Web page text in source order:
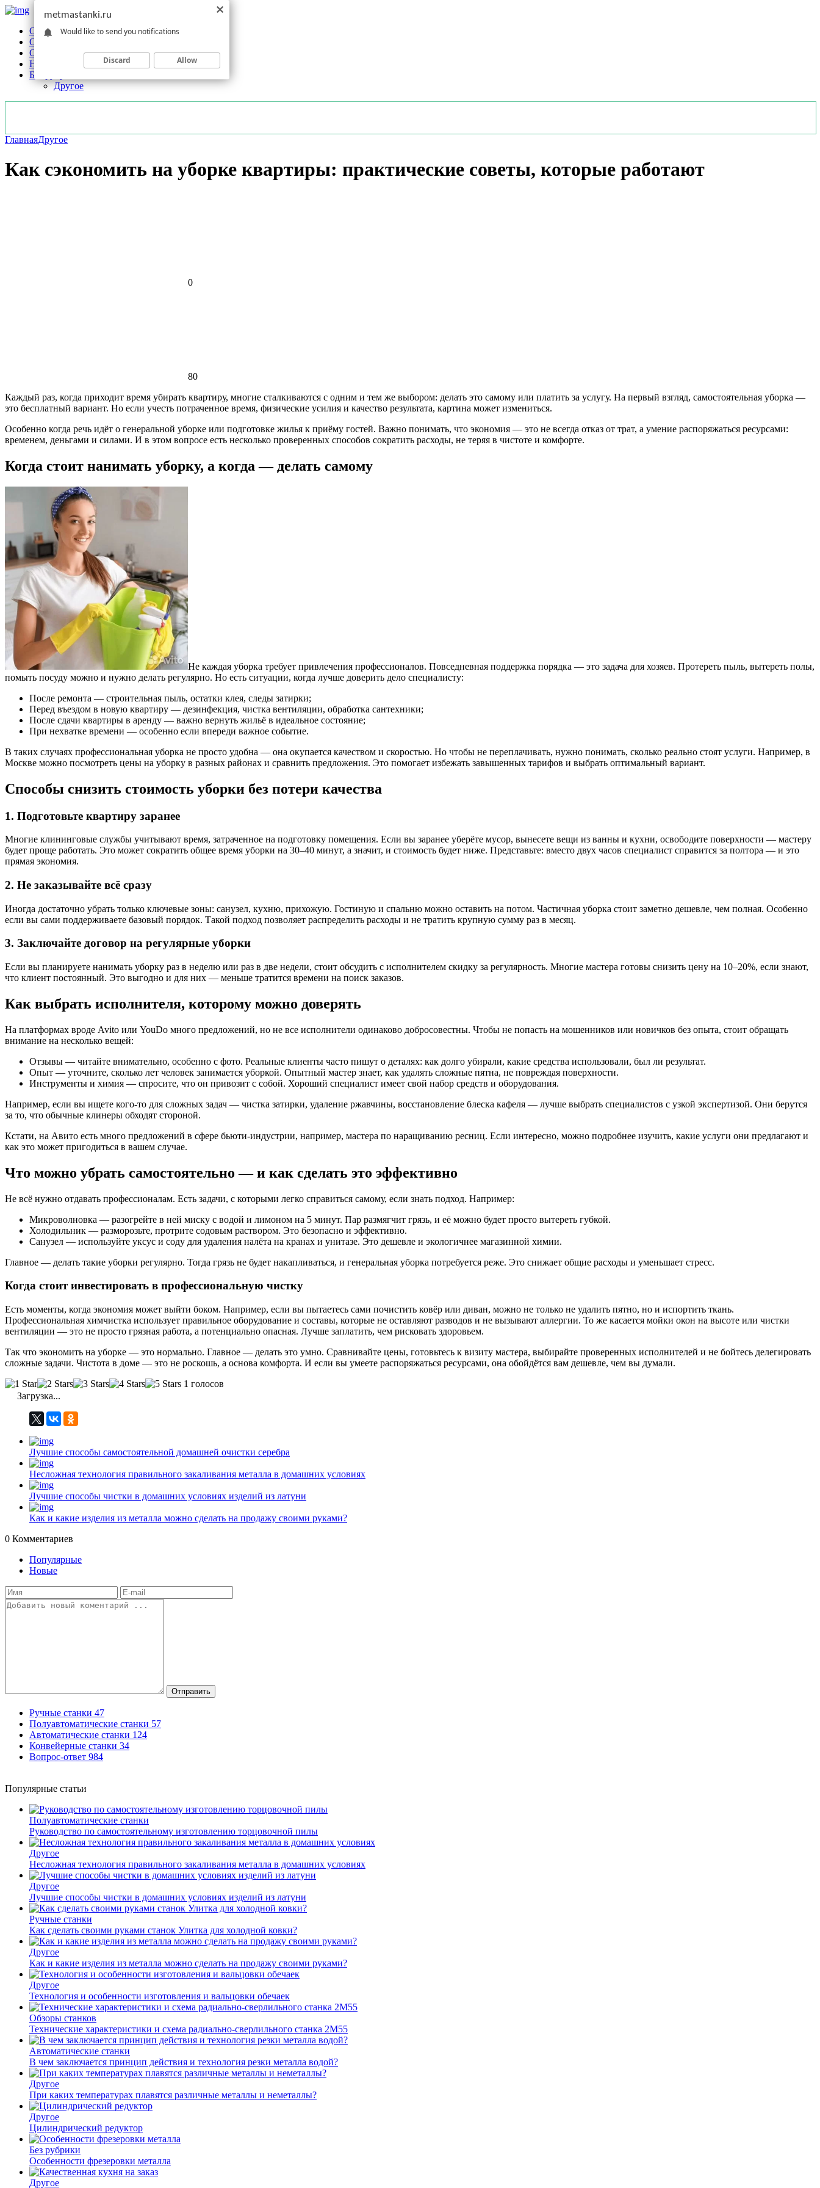
Обзоры станков
Оборудование
Обработка
Новости отрасли
Без рубрики
Другое
ГлавнаяДругое
Как сэкономить на уборке квартиры: практические советы, которые работают
0
80
Каждый раз, когда приходит время убирать квартиру, многие сталкиваются с одним и тем же выбором: делать это самому или платить за услугу. На первый взгляд, самостоятельная уборка —
это бесплатный вариант. Но если учесть потраченное время, физические усилия и качество результата, картина может измениться.
Особенно когда речь идёт о генеральной уборке или подготовке жилья к приёму гостей. Важно понимать, что экономия — это не всегда отказ от трат, а умение распоряжаться ресурсами:
временем, деньгами и силами. И в этом вопросе есть несколько проверенных способов сократить расходы, не теряя в чистоте и комфорте.
Когда стоит нанимать уборку, а когда — делать самому
Не каждая уборка требует привлечения профессионалов. Повседневная поддержка порядка — это задача для хозяев. Протереть пыль, вытереть полы,
помыть посуду можно и нужно делать регулярно. Но есть ситуации, когда лучше доверить дело специалисту:
После ремонта — строительная пыль, остатки клея, следы затирки;
Перед въездом в новую квартиру — дезинфекция, чистка вентиляции, обработка сантехники;
После сдачи квартиры в аренду — важно вернуть жильё в идеальное состояние;
При нехватке времени — особенно если впереди важное событие.
В таких случаях профессиональная уборка не просто удобна — она окупается качеством и скоростью. Но чтобы не переплачивать, нужно понимать, сколько реально стоят услуги. Например, в
Москве можно посмотреть цены на уборку в разных районах и сравнить предложения. Это помогает избежать завышенных тарифов и выбрать оптимальный вариант.
Способы снизить стоимость уборки без потери качества
1. Подготовьте квартиру заранее
Многие клининговые службы учитывают время, затраченное на подготовку помещения. Если вы заранее уберёте мусор, вынесете вещи из ванны и кухни, освободите поверхности — мастеру
будет проще работать. Это может сократить общее время уборки на 30–40 минут, а значит, и стоимость будет ниже. Представьте: вместо двух часов специалист справится за полтора — и это
прямая экономия.
2. Не заказывайте всё сразу
Иногда достаточно убрать только ключевые зоны: санузел, кухню, прихожую. Гостиную и спальню можно оставить на потом. Частичная уборка стоит заметно дешевле, чем полная. Особенно
если вы сами поддерживаете базовый порядок. Такой подход позволяет распределить расходы и не тратить крупную сумму раз в месяц.
3. Заключайте договор на регулярные уборки
Если вы планируете нанимать уборку раз в неделю или раз в две недели, стоит обсудить с исполнителем скидку за регулярность. Многие мастера готовы снизить цену на 10–20%, если знают,
что клиент постоянный. Это выгодно и для них — меньше тратится времени на поиск заказов.
Как выбрать исполнителя, которому можно доверять
На платформах вроде Avito или YouDo много предложений, но не все исполнители одинаково добросовестны. Чтобы не попасть на мошенников или новичков без опыта, стоит обращать
внимание на несколько вещей:
Отзывы — читайте внимательно, особенно с фото. Реальные клиенты часто пишут о деталях: как долго убирали, какие средства использовали, был ли результат.
Опыт — уточните, сколько лет человек занимается уборкой. Опытный мастер знает, как удалять сложные пятна, не повреждая поверхности.
Инструменты и химия — спросите, что он привозит с собой. Хороший специалист имеет свой набор средств и оборудования.
Например, если вы ищете кого-то для сложных задач — чистка затирки, удаление ржавчины, восстановление блеска кафеля — лучше выбрать специалистов с узкой экспертизой. Они берутся
за то, что обычные клинеры обходят стороной.
Кстати, на Авито есть много предложений в сфере бьюти-индустрии, например, мастера по наращиванию ресниц. Если интересно, можно подробнее изучить, какие услуги они предлагают и
как это может пригодиться в вашем случае.
Что можно убрать самостоятельно — и как сделать это эффективно
Не всё нужно отдавать профессионалам. Есть задачи, с которыми легко справиться самому, если знать подход. Например:
Микроволновка — разогрейте в ней миску с водой и лимоном на 5 минут. Пар размягчит грязь, и её можно будет просто вытереть губкой.
Холодильник — разморозьте, протрите содовым раствором. Это безопасно и эффективно.
Санузел — используйте уксус и соду для удаления налёта на кранах и унитазе. Это дешевле и экологичнее магазинной химии.
Главное — делать такие уборки регулярно. Тогда грязь не будет накапливаться, и генеральная уборка потребуется реже. Это снижает общие расходы и уменьшает стресс.
Когда стоит инвестировать в профессиональную чистку
Есть моменты, когда экономия может выйти боком. Например, если вы пытаетесь сами почистить ковёр или диван, можно не только не удалить пятно, но и испортить ткань.
Профессиональная химчистка использует правильное оборудование и составы, которые не оставляют разводов и не вызывают аллергии. То же касается мойки окон на высоте или чистки
вентиляции — это не просто грязная работа, а потенциально опасная. Лучше заплатить, чем рисковать здоровьем.
Так что экономить на уборке — это нормально. Главное — делать это умно. Сравнивайте цены, готовьтесь к визиту мастера, выбирайте проверенных исполнителей и не бойтесь делегировать
сложные задачи. Чистота в доме — это не роскошь, а основа комфорта. И если вы умеете распоряжаться ресурсами, она обойдётся вам дешевле, чем вы думали.
1 голосов
Загрузка...
Лучшие способы самостоятельной домашней очистки серебра
Несложная технология правильного закаливания металла в домашних условиях
Лучшие способы чистки в домашних условиях изделий из латуни
Как и какие изделия из металла можно сделать на продажу своими руками?
0 Комментариев
Популярные
Новые
Отправить
Ручные станки 47
Полуавтоматические станки 57
Автоматические станки 124
Конвейерные станки 34
Вопрос-ответ 984
Популярные статьи
Полуавтоматические станки
Руководство по самостоятельному изготовлению торцовочной пилы
Другое
Несложная технология правильного закаливания металла в домашних условиях
Другое
Лучшие способы чистки в домашних условиях изделий из латуни
Ручные станки
Как сделать своими руками станок Улитка для холодной ковки?
Другое
Как и какие изделия из металла можно сделать на продажу своими руками?
Другое
Технология и особенности изготовления и вальцовки обечаек
Обзоры станков
Технические характеристики и схема радиально-сверлильного станка 2М55
Автоматические станки
В чем заключается принцип действия и технология резки металла водой?
Другое
При каких температурах плавятся различные металлы и неметаллы?
Другое
Цилиндрический редуктор
Без рубрики
Особенности фрезеровки металла
Другое
metmastanki.ru
Would like to send you notifications
Discard Allow